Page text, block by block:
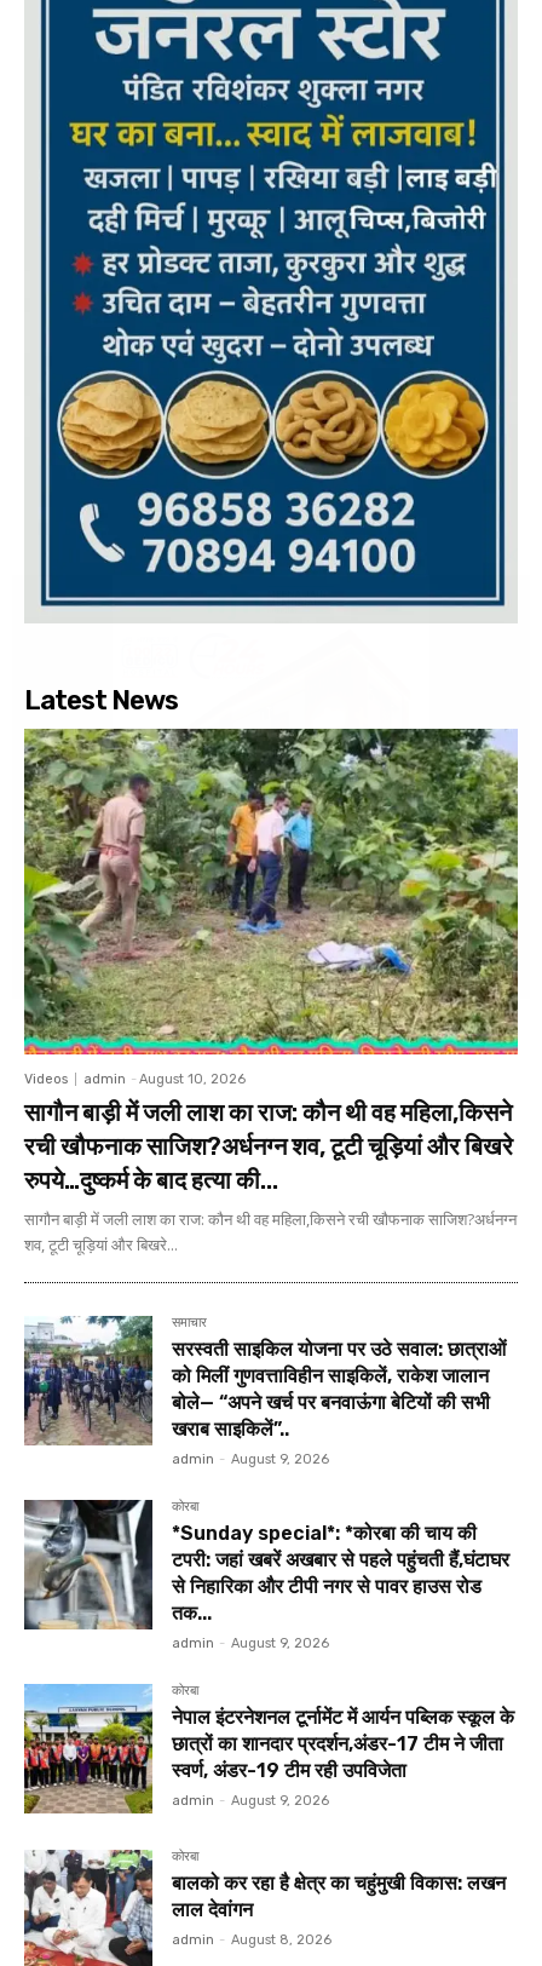
Latest News
Videos admin - August 10, 2026
सागौन बाड़ी में जली लाश का राज: कौन थी वह महिला,किसने
रची खौफनाक साजिश?अर्धनग्न शव, टूटी चूड़ियां और बिखरे
रुपये…दुष्कर्म के बाद हत्या की...
सागौन बाड़ी में जली लाश का राज: कौन थी वह महिला,किसने रची खौफनाक साजिश?अर्धनग्न
शव, टूटी चूड़ियां और बिखरे...
समाचार
सरस्वती साइकिल योजना पर उठे सवाल: छात्राओं
को मिलीं गुणवत्ताविहीन साइकिलें, राकेश जालान
बोले— “अपने खर्च पर बनवाऊंगा बेटियों की सभी
खराब साइकिलें”..
admin - August 9, 2026
कोरबा
*Sunday special*: *कोरबा की चाय की
टपरी: जहां खबरें अखबार से पहले पहुंचती हैं,घंटाघर
से निहारिका और टीपी नगर से पावर हाउस रोड
तक...
admin - August 9, 2026
कोरबा
नेपाल इंटरनेशनल टूर्नामेंट में आर्यन पब्लिक स्कूल के
छात्रों का शानदार प्रदर्शन,अंडर-17 टीम ने जीता
स्वर्ण, अंडर-19 टीम रही उपविजेता
admin - August 9, 2026
कोरबा
बालको कर रहा है क्षेत्र का चहुंमुखी विकास: लखन
लाल देवांगन
admin - August 8, 2026